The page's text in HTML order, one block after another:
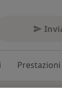
Prestazioni